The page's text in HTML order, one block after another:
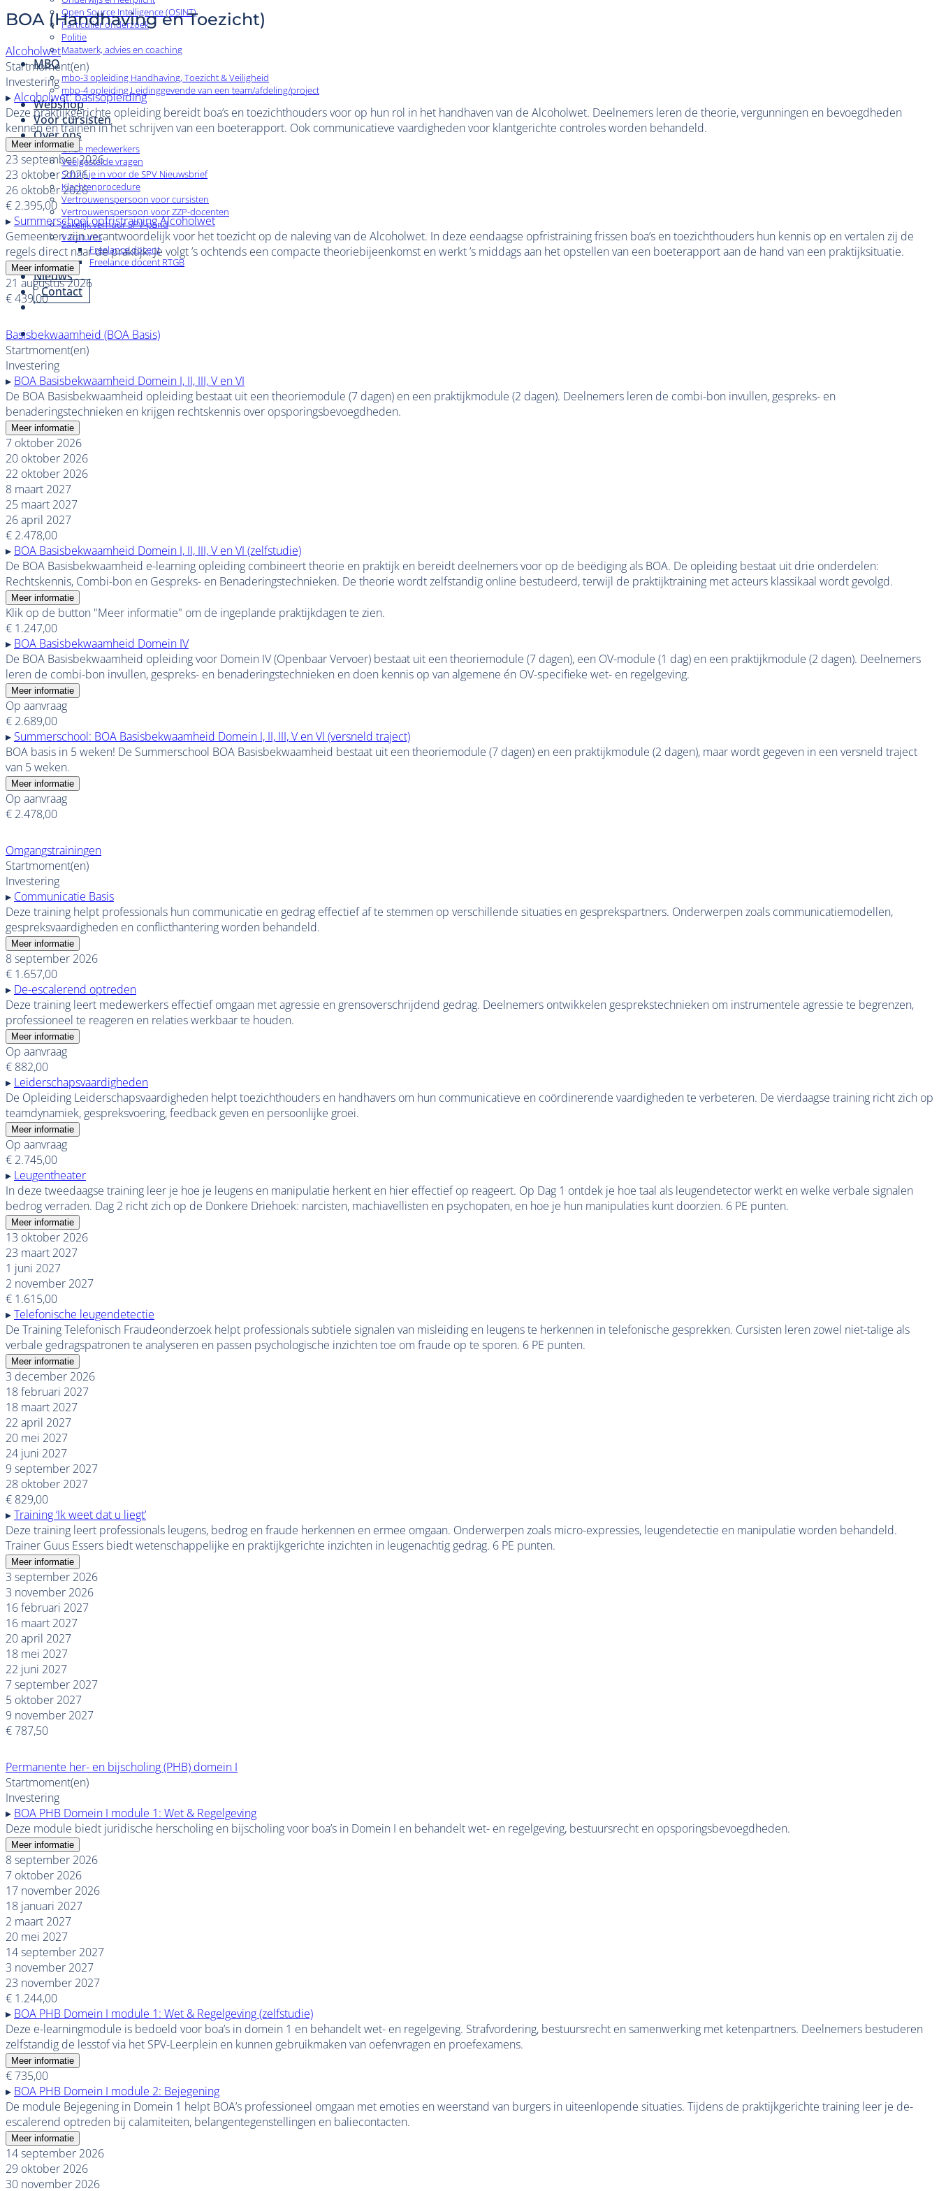
Open Source Intelligence (OSINT)
Particulier onderzoek
Politie
Maatwerk, advies en coaching
MBO
mbo-3 opleiding Handhaving, Toezicht & Veiligheid
mbo-4 opleiding Leidinggevende van een team/afdeling/project
Webshop
Voor cursisten
Over ons
Onze medewerkers
Veelgestelde vragen
Schrijf je in voor de SPV Nieuwsbrief
Klachtenprocedure
Vertrouwenspersoon voor cursisten
Vertrouwenspersoon voor ZZP-docenten
Zakelijk verhuur SPV-pand
Vacatures
Freelance docent
Freelance docent RTGB
Nieuws
Contact
BOA (Handhaving en Toezicht)
Alcoholwet
Startmoment(en)
Investering
▸Alcoholwet: basisopleiding
Deze praktijkgerichte opleiding bereidt boa’s en toezichthouders voor op hun rol in het handhaven van de Alcoholwet. Deelnemers leren de theorie, vergunningen en bevoegdheden
kennen en trainen in het schrijven van een boeterapport. Ook communicatieve vaardigheden voor klantgerichte controles worden behandeld.
Meer informatie
23 september 2026
23 oktober 2026
26 oktober 2026
€ 2.395,00
▸ Summerschool opfristraining Alcoholwet
Gemeenten zijn verantwoordelijk voor het toezicht op de naleving van de Alcoholwet. In deze eendaagse opfristraining frissen boa’s en toezichthouders hun kennis op en vertalen zij de
regels direct naar de praktijk. Je volgt ’s ochtends een compacte theoriebijeenkomst en werkt ’s middags aan het opstellen van een boeterapport aan de hand van een praktijksituatie.
Meer informatie
21 augustus 2026
€ 439,00
Basisbekwaamheid (BOA Basis)
Startmoment(en)
Investering
▸ BOA Basisbekwaamheid Domein I, II, III, V en VI
De BOA Basisbekwaamheid opleiding bestaat uit een theoriemodule (7 dagen) en een praktijkmodule (2 dagen). Deelnemers leren de combi-bon invullen, gespreks- en
benaderingstechnieken en krijgen rechtskennis over opsporingsbevoegdheden.
Meer informatie
7 oktober 2026
20 oktober 2026
22 oktober 2026
8 maart 2027
25 maart 2027
26 april 2027
€ 2.478,00
▸ BOA Basisbekwaamheid Domein I, II, III, V en VI (zelfstudie)
De BOA Basisbekwaamheid e-learning opleiding combineert theorie en praktijk en bereidt deelnemers voor op de beëdiging als BOA. De opleiding bestaat uit drie onderdelen:
Rechtskennis, Combi-bon en Gespreks- en Benaderingstechnieken. De theorie wordt zelfstandig online bestudeerd, terwijl de praktijktraining met acteurs klassikaal wordt gevolgd.
Meer informatie
Klik op de button "Meer informatie" om de ingeplande praktijkdagen te zien.
€ 1.247,00
▸ BOA Basisbekwaamheid Domein IV
De BOA Basisbekwaamheid opleiding voor Domein IV (Openbaar Vervoer) bestaat uit een theoriemodule (7 dagen), een OV-module (1 dag) en een praktijkmodule (2 dagen). Deelnemers
leren de combi-bon invullen, gespreks- en benaderingstechnieken en doen kennis op van algemene én OV-specifieke wet- en regelgeving.
Meer informatie
Op aanvraag
€ 2.689,00
▸ Summerschool: BOA Basisbekwaamheid Domein I, II, III, V en VI (versneld traject)
BOA basis in 5 weken! De Summerschool BOA Basisbekwaamheid bestaat uit een theoriemodule (7 dagen) en een praktijkmodule (2 dagen), maar wordt gegeven in een versneld traject
van 5 weken.
Meer informatie
Op aanvraag
€ 2.478,00
Omgangstrainingen
Startmoment(en)
Investering
▸ Communicatie Basis
Deze training helpt professionals hun communicatie en gedrag effectief af te stemmen op verschillende situaties en gesprekspartners. Onderwerpen zoals communicatiemodellen,
gespreksvaardigheden en conflicthantering worden behandeld.
Meer informatie
8 september 2026
€ 1.657,00
▸ De-escalerend optreden
Deze training leert medewerkers effectief omgaan met agressie en grensoverschrijdend gedrag. Deelnemers ontwikkelen gesprekstechnieken om instrumentele agressie te begrenzen,
professioneel te reageren en relaties werkbaar te houden.
Meer informatie
Op aanvraag
€ 882,00
▸ Leiderschapsvaardigheden
De Opleiding Leiderschapsvaardigheden helpt toezichthouders en handhavers om hun communicatieve en coördinerende vaardigheden te verbeteren. De vierdaagse training richt zich op
teamdynamiek, gespreksvoering, feedback geven en persoonlijke groei.
Meer informatie
Op aanvraag
€ 2.745,00
▸ Leugentheater
In deze tweedaagse training leer je hoe je leugens en manipulatie herkent en hier effectief op reageert. Op Dag 1 ontdek je hoe taal als leugendetector werkt en welke verbale signalen
bedrog verraden. Dag 2 richt zich op de Donkere Driehoek: narcisten, machiavellisten en psychopaten, en hoe je hun manipulaties kunt doorzien. 6 PE punten.
Meer informatie
13 oktober 2026
23 maart 2027
1 juni 2027
2 november 2027
€ 1.615,00
▸Telefonische leugendetectie
De Training Telefonisch Fraudeonderzoek helpt professionals subtiele signalen van misleiding en leugens te herkennen in telefonische gesprekken. Cursisten leren zowel niet-talige als
verbale gedragspatronen te analyseren en passen psychologische inzichten toe om fraude op te sporen. 6 PE punten.
Meer informatie
3 december 2026
18 februari 2027
18 maart 2027
22 april 2027
20 mei 2027
24 juni 2027
9 september 2027
28 oktober 2027
€ 829,00
▸Training ‘Ik weet dat u liegt’
Deze training leert professionals leugens, bedrog en fraude herkennen en ermee omgaan. Onderwerpen zoals micro-expressies, leugendetectie en manipulatie worden behandeld.
Trainer Guus Essers biedt wetenschappelijke en praktijkgerichte inzichten in leugenachtig gedrag. 6 PE punten.
Meer informatie
3 september 2026
3 november 2026
16 februari 2027
16 maart 2027
20 april 2027
18 mei 2027
22 juni 2027
7 september 2027
5 oktober 2027
9 november 2027
€ 787,50
Permanente her- en bijscholing (PHB) domein I
Startmoment(en)
Investering
▸ BOA PHB Domein I module 1: Wet & Regelgeving
Deze module biedt juridische herscholing en bijscholing voor boa’s in Domein I en behandelt wet- en regelgeving, bestuursrecht en opsporingsbevoegdheden.
Meer informatie
8 september 2026
7 oktober 2026
17 november 2026
18 januari 2027
2 maart 2027
20 mei 2027
14 september 2027
3 november 2027
23 november 2027
€ 1.244,00
▸ BOA PHB Domein I module 1: Wet & Regelgeving (zelfstudie)
Deze e-learningmodule is bedoeld voor boa’s in domein 1 en behandelt wet- en regelgeving. Strafvordering, bestuursrecht en samenwerking met ketenpartners. Deelnemers bestuderen
zelfstandig de lesstof via het SPV-Leerplein en kunnen gebruikmaken van oefenvragen en proefexamens.
Meer informatie
€ 735,00
▸ BOA PHB Domein I module 2: Bejegening
De module Bejegening in Domein 1 helpt BOA’s professioneel omgaan met emoties en weerstand van burgers in uiteenlopende situaties. Tijdens de praktijkgerichte training leer je de-
escalerend optreden bij calamiteiten, belangentegenstellingen en baliecontacten.
Meer informatie
14 september 2026
29 oktober 2026
30 november 2026